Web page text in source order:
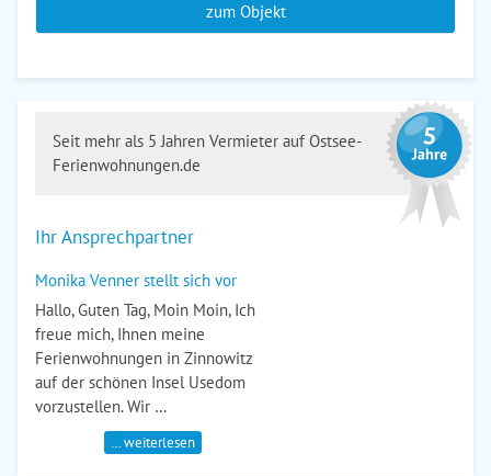
zum Objekt
Seit mehr als 5 Jahren Vermieter auf Ostsee-
Ferienwohnungen.de
Ihr Ansprechpartner
Monika Venner stellt sich vor
Hallo, Guten Tag, Moin Moin, Ich
freue mich, Ihnen meine
Ferienwohnungen in Zinnowitz
auf der schönen Insel Usedom
vorzustellen. Wir …
… weiterlesen